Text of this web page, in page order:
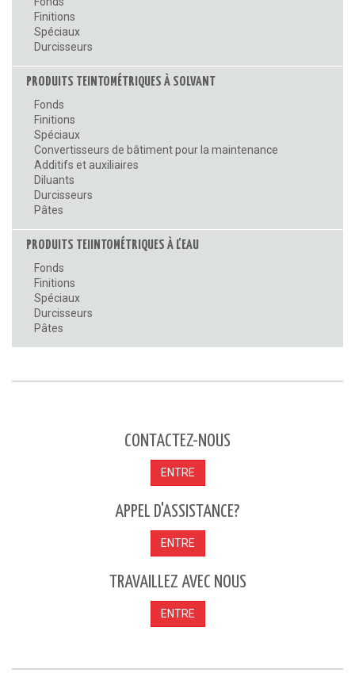
Finitions
Spéciaux
Durcisseurs
PRODUITS TEINTOMÉTRIQUES À SOLVANT
Fonds
Finitions
Spéciaux
Convertisseurs de bâtiment pour la maintenance
Additifs et auxiliaires
Diluants
Durcisseurs
Pâtes
PRODUITS TEIINTOMÉTRIQUES À L'EAU
Fonds
Finitions
Spéciaux
Durcisseurs
Pâtes
CONTACTEZ-NOUS
ENTRE
APPEL D'ASSISTANCE?
ENTRE
TRAVAILLEZ AVEC NOUS
ENTRE